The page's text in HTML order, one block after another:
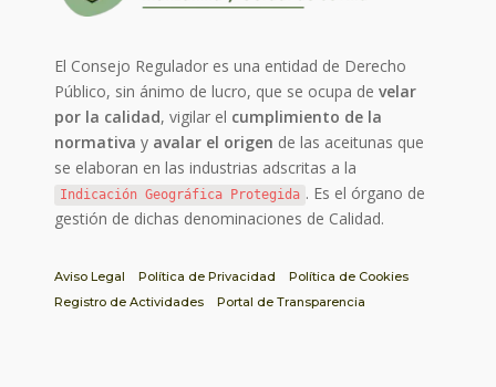
El Consejo Regulador es una entidad de Derecho
Público, sin ánimo de lucro, que se ocupa develar
por la calidad, vigilar el cumplimiento de la
normativa y avalar el origen de las aceitunas que
se elaboran en las industrias adscritas a la
Indicación Geográfica Protegida . Es el órgano de
gestión de dichas denominaciones de Calidad.
Aviso Legal Política de Privacidad
Política de Cookies
Registro de Actividades
Portal de Transparencia